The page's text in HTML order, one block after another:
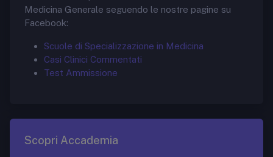
Medicina Generale seguendo le nostre pagine su
Facebook:
Scuole di Specializzazione in Medicina
Casi Clinici Commentati
Test Ammissione
Scopri Accademia